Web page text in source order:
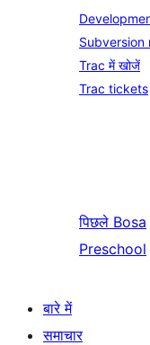
Subversion
Trac में खोजें
Trac tickets
पिछले Bosa
Preschool
बारे में
समाचार